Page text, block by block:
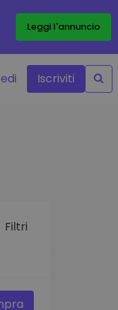
Leggi l'annuncio
Iscriviti
Filtri